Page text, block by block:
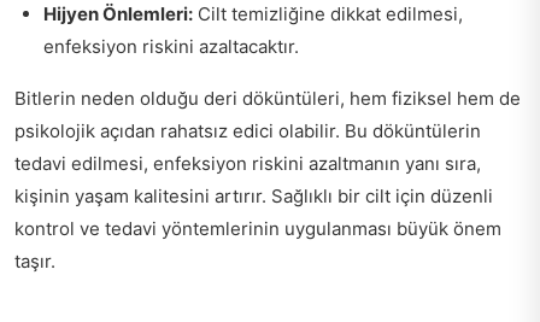
Hijyen Önlemleri: Cilt temizliğine dikkat edilmesi,
enfeksiyon riskini azaltacaktır.
Bitlerin neden olduğu deri döküntüleri, hem fiziksel hem de
psikolojik açıdan rahatsız edici olabilir. Bu döküntülerin
tedavi edilmesi, enfeksiyon riskini azaltmanın yanı sıra,
kişinin yaşam kalitesini artırır. Sağlıklı bir cilt için düzenli
kontrol ve tedavi yöntemlerinin uygulanması büyük önem
taşır.